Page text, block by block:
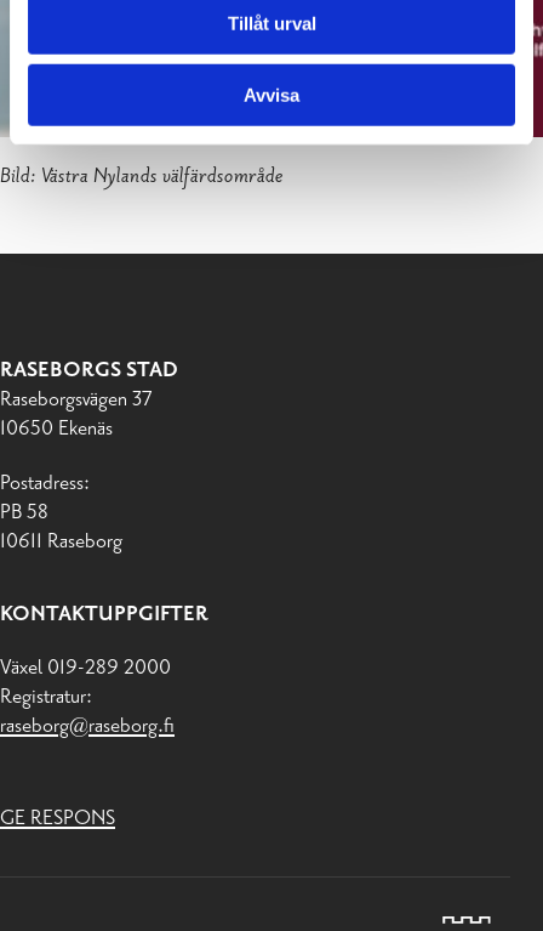
Tillåt urval
Avvisa
Bild: Västra Nylands välfärdsområde
RASEBORGS STAD
Raseborgsvägen 37
10650 Ekenäs
Postadress:
PB 58
10611 Raseborg
KONTAKTUPPGIFTER
Växel 019-289 2000
Registratur:
raseborg@raseborg.fi
GE RESPONS